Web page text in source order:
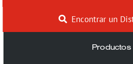
Encontrar un
Productos